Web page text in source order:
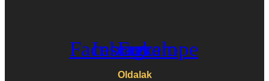
Facebook
Instagram
Envelope
Oldalak